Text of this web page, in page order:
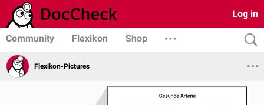
Log in
Community Flexikon Shop
Flexikon-Pictures